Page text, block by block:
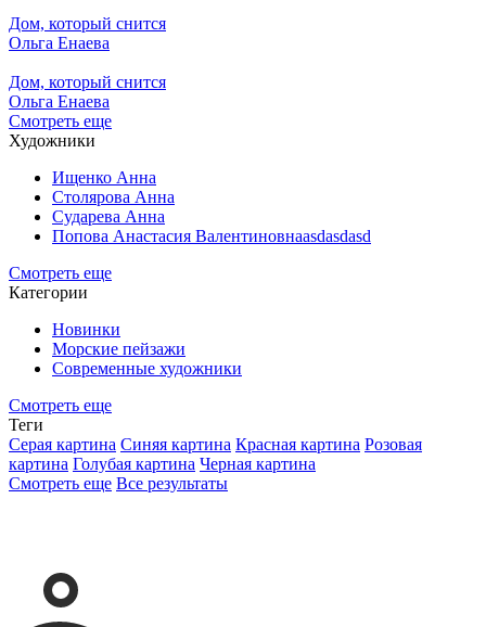
Дом, который снится
Ольга Енаева
Дом, который снится
Ольга Енаева
Смотреть еще
Художники
Ищенко Анна
Столярова Анна
Сударева Анна
Попова Анастасия Валентиновнаasdasdasd
Смотреть еще
Категории
Новинки
Морские пейзажи
Современные художники
Смотреть еще
Теги
Серая картина Синяя картина Красная картина Розовая
картина Голубая картина Черная картина
Смотреть еще Все результаты